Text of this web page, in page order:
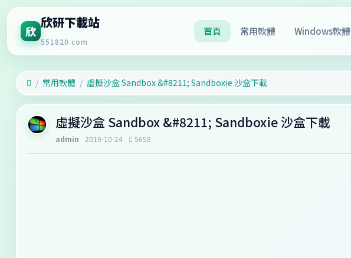
欣
欣研下載站
551820.com
首頁 常用軟體 Windows軟體
常用軟體 虛擬沙盒 Sandbox &#8211; Sandboxie 沙盒下載
虛擬沙盒 Sandbox &#8211; Sandboxie 沙盒下載
admin 2019-10-24 5658